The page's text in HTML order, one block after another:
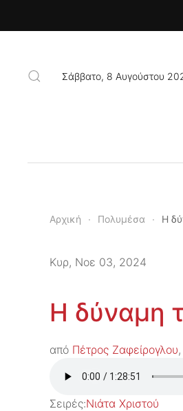
Σάββατο, 8 Αυγούστου
Αρχική Πολυμέσα Η
Κυρ, Νοε 03, 2024
Η δύναμη
από Πέτρος Ζαφείρογλου,
Σειρές:Νιάτα Χριστού